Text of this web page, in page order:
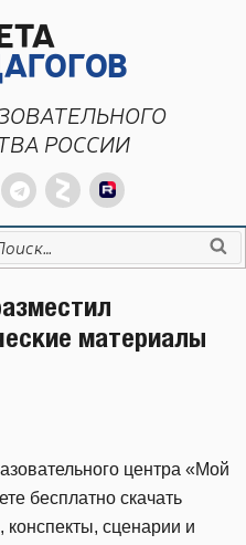
РОССИИ
материалы
центра «Мой
бесплатно скачать
конспекты, сценарии и